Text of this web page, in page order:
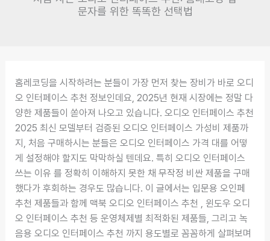
문자를 위한 똑똑한 선택법
홈레코딩을 시작하려는 분들이 가장 먼저 찾는 장비가 바로 오디
오 인터페이스 추천 정보인데요, 2025년 현재 시장에는 정말 다
양한 제품들이 쏟아져 나오고 있습니다. 오디오 인터페이스 추천
2025 최신 모델부터 검증된 오디오 인터페이스 가성비 제품까
지, 처음 구매하시는 분들은 오디오 인터페이스 가격 대를 어떻
게 설정해야 할지도 막막하실 텐데요. 특히 오디오 인터페이스
쓰는 이유 를 정확히 이해하지 못한 채 무작정 비싼 제품을 구매
했다가 후회하는 경우도 많습니다. 이 글에서는 입문용 오인페
추천 제품들과 함께 맥북 오디오 인터페이스 추천 , 윈도우 오디
오 인터페이스 추천 등 운영체제별 최적화된 제품들, 그리고 녹
음용 오디오 인터페이스 추천 까지 용도별로 꼼꼼하게 살펴보며